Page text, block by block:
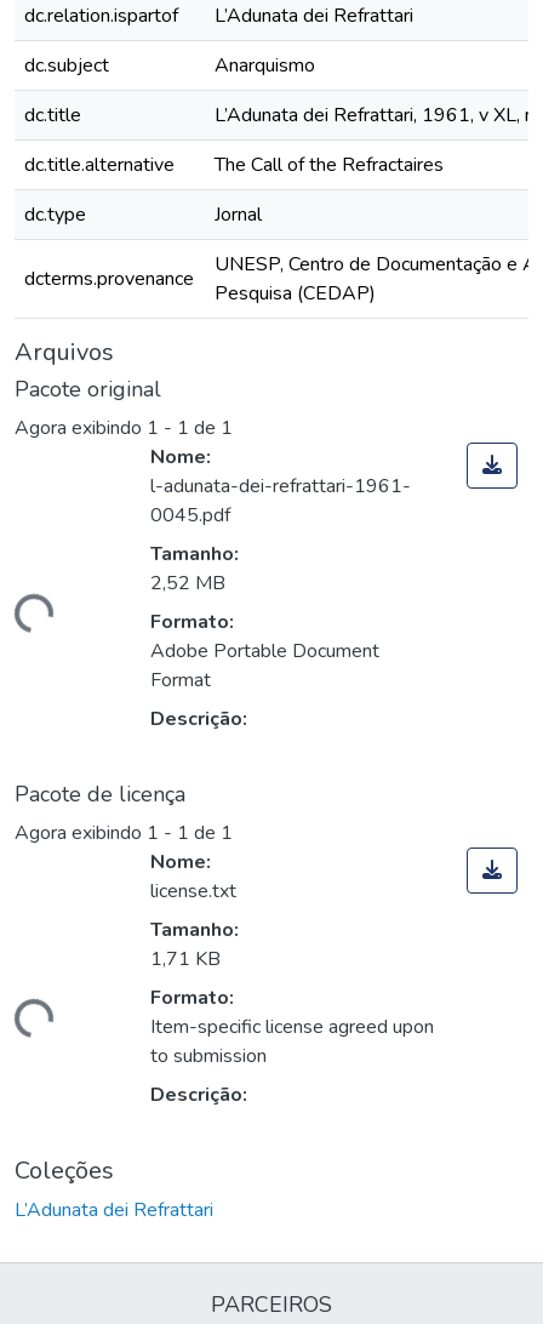
dc.relation.ispartof
L’Adunata dei Refrattari
dc.subject
Anarquismo
dc.title
L’Adunata dei Refrattari, 1961, v XL, n
dc.title.alternative
The Call of the Refractaires
dc.type
Jornal
dcterms.provenance
UNESP, Centro de Documentação e
Pesquisa (CEDAP)
Arquivos
Pacote original
Agora exibindo 1 - 1 de 1
Nome:
l-adunata-dei-refrattari-1961-
0045.pdf
Tamanho:
2,52 MB
Formato:
Adobe Portable Document
Format
Descrição:
Pacote de licença
Agora exibindo 1 - 1 de 1
Nome:
license.txt
Tamanho:
1,71 KB
Formato:
Item-specific license agreed upon
to submission
Descrição:
Coleções
L’Adunata dei Refrattari
PARCEIROS